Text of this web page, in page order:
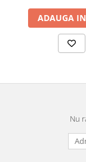
ADAUGA
Nu